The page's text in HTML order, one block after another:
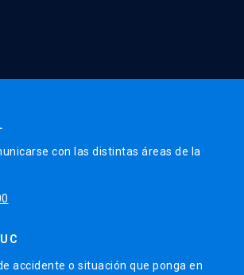
con las distintas áreas de la
accidente o situación que ponga en